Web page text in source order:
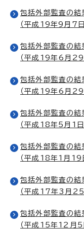
包括外部監査の結
（平成19年9月7日
包括外部監査の結
（平成19年6月29
包括外部監査の結
（平成19年6月29
包括外部監査の結
（平成18年5月1日
包括外部監査の結
（平成18年1月19
包括外部監査の結
（平成17年3月25
包括外部監査の結
（平成15年12月5